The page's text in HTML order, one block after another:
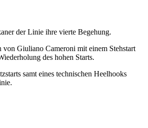
der Linie ihre vierte Begehung.
Giuliano Cameroni mit einem Stehstart
des hohen Starts.
samt eines technischen Heelhooks